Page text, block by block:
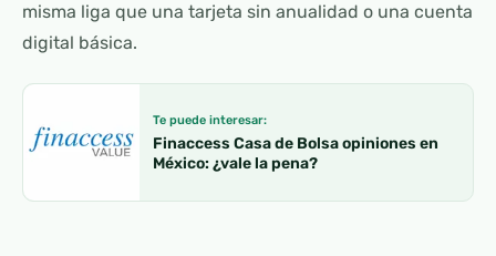
misma liga que una tarjeta sin anualidad o una cuenta
digital básica.
Te puede interesar:
Finaccess Casa de Bolsa opiniones en
México: ¿vale la pena?